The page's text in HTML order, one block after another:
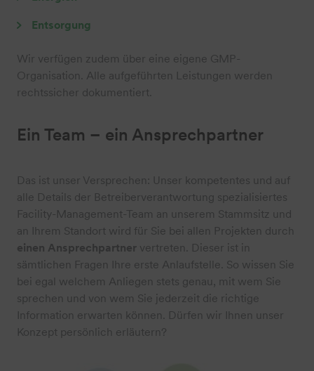
Entsorgung
Wir verfügen zudem über eine eigene GMP-
Organisation. Alle aufgeführten Leistungen werden
rechtssicher dokumentiert.
Ein Team – ein Ansprechpartner
Das ist unser Versprechen: Unser kompetentes und auf
alle Details der Betreiberverantwortung spezialisiertes
Facility-Management-Team an unserem Stammsitz und
an Ihrem Standort wird für Sie bei allen Projekten durch
einen Ansprechpartner vertreten. Dieser ist in
sämtlichen Fragen Ihre erste Anlaufstelle. So wissen Sie
bei egal welchem Anliegen stets genau, mit wem Sie
sprechen und von wem Sie jederzeit die richtige
Information erwarten können. Dürfen wir Ihnen unser
Konzept persönlich erläutern?